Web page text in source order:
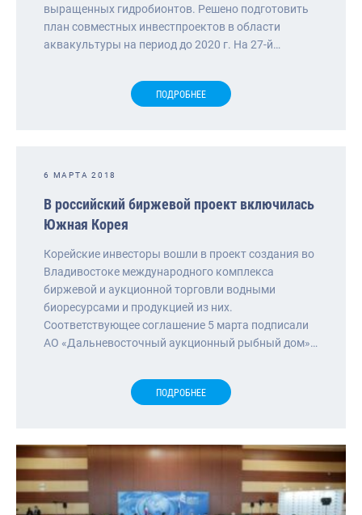
выращенных гидробионтов. Решено подготовить
план совместных инвестпроектов в области
аквакультуры на период до 2020 г. На 27-й…
ПОДРОБНЕЕ
6 МАРТА 2018
В российский биржевой проект включилась
Южная Корея
Корейские инвесторы вошли в проект создания во
Владивостоке международного комплекса
биржевой и аукционной торговли водными
биоресурсами и продукцией из них.
Соответствующее соглашение 5 марта подписали
АО «Дальневосточный аукционный рыбный дом»…
ПОДРОБНЕЕ